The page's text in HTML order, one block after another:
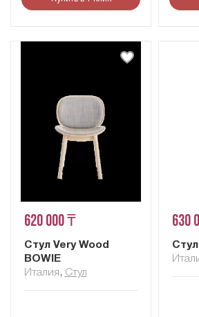
620 000 ₸
Стул Very Wood
BOWIE
Италия , Стул
630